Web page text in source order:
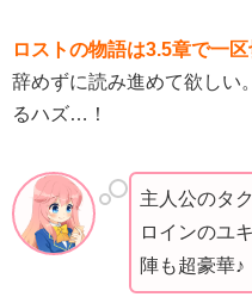
ロストの物語は3.5章で一区
辞めずに読み進めて欲しい
るハズ…！
主人公のタ
ロインのユ
陣も超豪華♪